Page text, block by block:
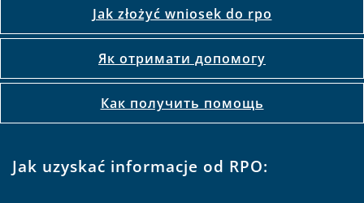
Jak złożyć wniosek do rpo
Як отримати допомогу
Как получить помощь
Jak uzyskać informacje od RPO: